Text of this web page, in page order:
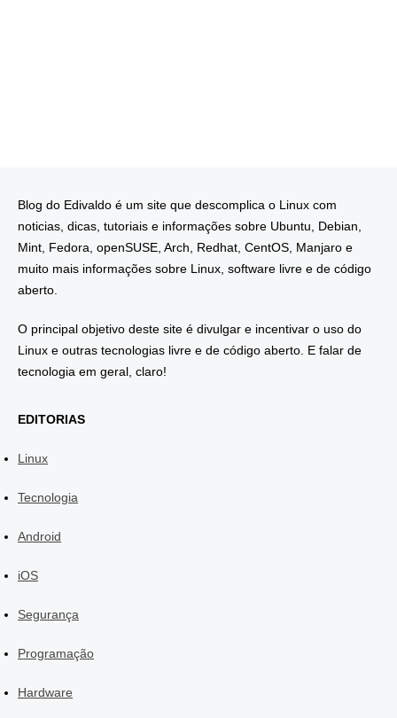
Blog do Edivaldo é um site que descomplica o Linux com
noticias, dicas, tutoriais e informações sobre Ubuntu, Debian,
Mint, Fedora, openSUSE, Arch, Redhat, CentOS, Manjaro e
muito mais informações sobre Linux, software livre e de código
aberto.
O principal objetivo deste site é divulgar e incentivar o uso do
Linux e outras tecnologias livre e de código aberto. E falar de
tecnologia em geral, claro!
EDITORIAS
Linux
Tecnologia
Android
iOS
Segurança
Programação
Hardware